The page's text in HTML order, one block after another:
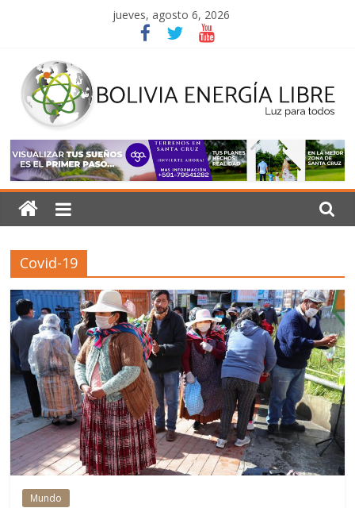
jueves, agosto 6, 2026
Bolivia
Energía
Libre
Luz
para
todos
Covid-19
Mundo